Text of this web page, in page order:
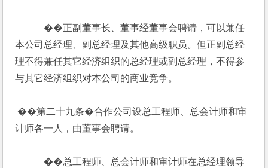
��正副董事长、董事经董事会聘请，可以兼任
本公司总经理、副总经理及其他高级职员。但正副总经
理不得兼任其它经济组织的总经理或副总经理，不得参
与其它经济组织对本公司的商业竞争。
��第二十九条�合作公司设总工程师、总会计师和审
计师各一人，由董事会聘请。
��总工程师、总会计师和审计师在总经理领导